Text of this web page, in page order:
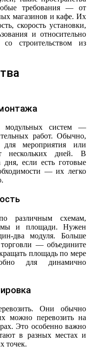
требования — от
магазинов и кафе. Их
скорость установки,
и относительно
строительством из
модульных систем —
работ. Обычно,
для мероприятия или
нескольких дней. В
если есть готовые
— их легко
различным схемам,
и площади. Нужен
два модуля. Больше
— объедините
площадь по мере
для динамично
Они обычно
можно перевозить на
Это особенно важно
в разных местах и
точек.